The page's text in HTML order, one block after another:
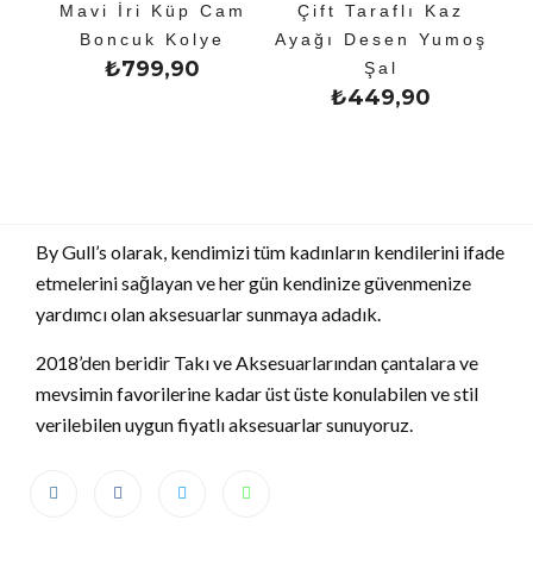
Mavi İri Küp Cam
Boncuk Kolye
₺799,90
Çift Taraflı Kaz
Ayağı Desen Yumoş
Şal
₺449,90
By Gull’s olarak, kendimizi tüm kadınların kendilerini ifade
etmelerini sağlayan ve her gün kendinize güvenmenize
yardımcı olan aksesuarlar sunmaya adadık.
2018’den beridir Takı ve Aksesuarlarından çantalara ve
mevsimin favorilerine kadar üst üste konulabilen ve stil
verilebilen uygun fiyatlı aksesuarlar sunuyoruz.